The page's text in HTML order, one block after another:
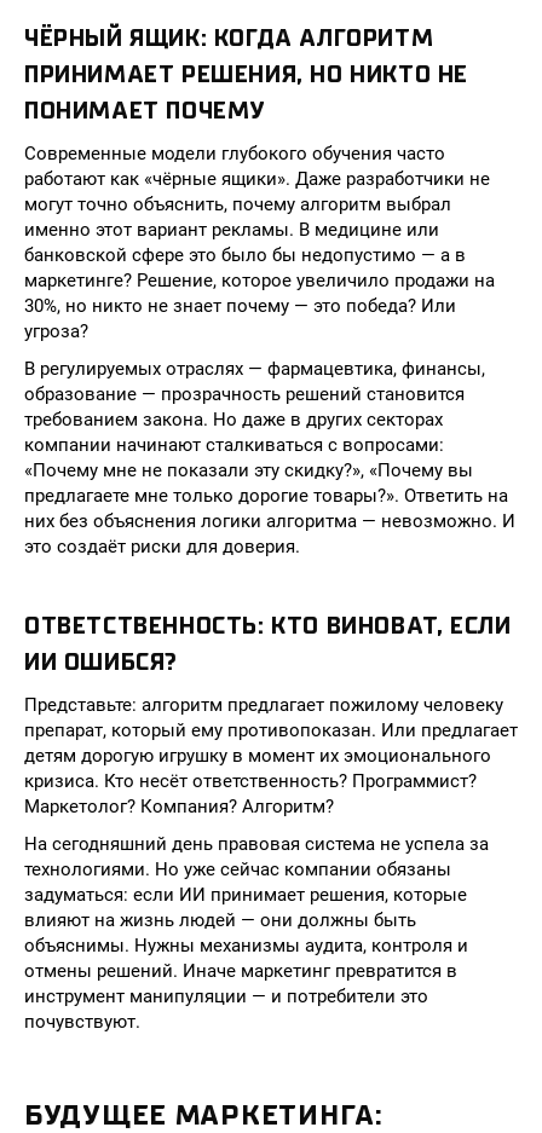
ЧЁРНЫЙ ЯЩИК: КОГДА АЛГОРИТМ
ПРИНИМАЕТ РЕШЕНИЯ, НО НИКТО НЕ
ПОНИМАЕТ ПОЧЕМУ
Современные модели глубокого обучения часто
работают как «чёрные ящики». Даже разработчики не
могут точно объяснить, почему алгоритм выбрал
именно этот вариант рекламы. В медицине или
банковской сфере это было бы недопустимо — а в
маркетинге? Решение, которое увеличило продажи на
30%, но никто не знает почему — это победа? Или
угроза?
В регулируемых отраслях — фармацевтика, финансы,
образование — прозрачность решений становится
требованием закона. Но даже в других секторах
компании начинают сталкиваться с вопросами:
«Почему мне не показали эту скидку?», «Почему вы
предлагаете мне только дорогие товары?». Ответить на
них без объяснения логики алгоритма — невозможно. И
это создаёт риски для доверия.
ОТВЕТСТВЕННОСТЬ: КТО ВИНОВАТ, ЕСЛИ
ИИ ОШИБСЯ?
Представьте: алгоритм предлагает пожилому человеку
препарат, который ему противопоказан. Или предлагает
детям дорогую игрушку в момент их эмоционального
кризиса. Кто несёт ответственность? Программист?
Маркетолог? Компания? Алгоритм?
На сегодняшний день правовая система не успела за
технологиями. Но уже сейчас компании обязаны
задуматься: если ИИ принимает решения, которые
влияют на жизнь людей — они должны быть
объяснимы. Нужны механизмы аудита, контроля и
отмены решений. Иначе маркетинг превратится в
инструмент манипуляции — и потребители это
почувствуют.
БУДУЩЕЕ МАРКЕТИНГА: